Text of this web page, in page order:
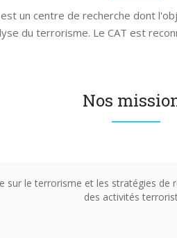
un centre de recherche dont
du terrorisme. Le CAT est
Nos
sur le terrorisme et les stratégies
des activités